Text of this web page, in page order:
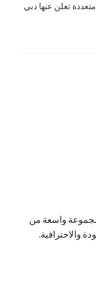
تعلن عنها دبي
مجموعة واسعة من
والاحترافية.